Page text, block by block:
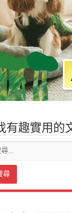
有趣實用的